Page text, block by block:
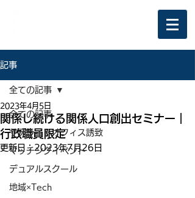
記事
全ての記事
サテライトオフィス誘致
マッチングイベント
デュアルスクール
地域×Tech
全ての記事
関係し続ける関係人口創出セミナー｜
行政職員限定
2023年4月5日
更新日：2023年7月26日